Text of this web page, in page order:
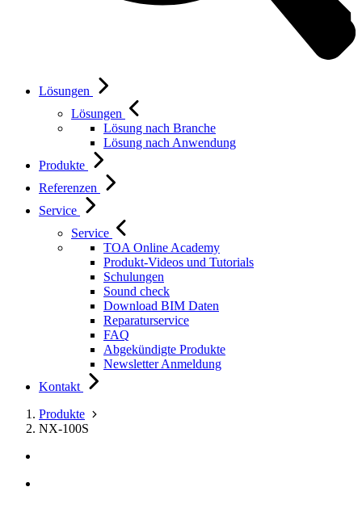
Lösungen
Lösungen
Lösung nach Branche
Lösung nach Anwendung
Produkte
Referenzen
Service
Service
TOA Online Academy
Produkt-Videos und Tutorials
Schulungen
Sound check
Download BIM Daten
Reparaturservice
FAQ
Abgekündigte Produkte
Newsletter Anmeldung
Kontakt
Produkte
NX-100S